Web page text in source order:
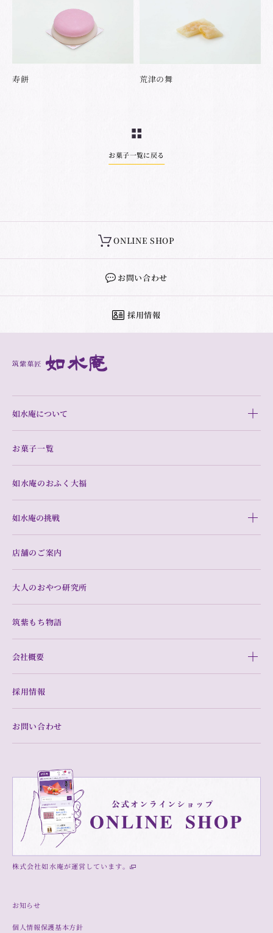
寿餅 荒津の舞
お菓子一覧に戻る
ONLINE SHOP
お問い合わせ
採用情報
如水庵について
お菓子一覧
如水庵のおふく大福
如水庵の挑戦
店舗のご案内
大人のおやつ研究所
筑紫もち物語
会社概要
採用情報
お問い合わせ
株式会社如水庵が運営しています。
お知らせ
個人情報保護基本方針